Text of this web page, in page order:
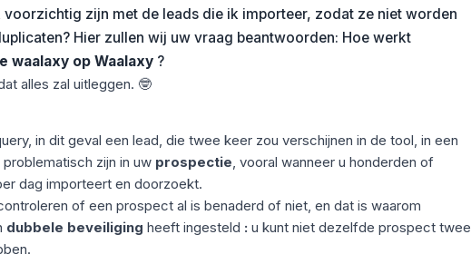
voorzichtig zijn met de leads die ik importeer, zodat ze niet worden
Hier zullen wij uw vraag beantwoorden: Hoe werkt
waalaxy op Waalaxy ?
alles zal uitleggen. 🤓
in dit geval een lead, die twee keer zou verschijnen in de tool, in een
zijn in uw prospectie, vooral wanneer u honderden of
dag importeert en doorzoekt.
of een prospect al is benaderd of niet, en dat is waarom
dubbele beveiliging heeft ingesteld : u kunt niet dezelfde prospect twee